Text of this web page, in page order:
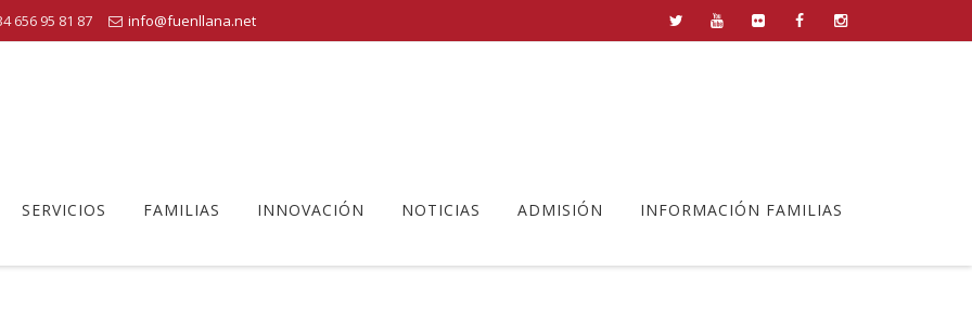
656 95 81 87 info@fuenllana.net
SERVICIOS FAMILIAS INNOVACIÓN NOTICIAS ADMISIÓN INFORMACIÓN FAMILIAS